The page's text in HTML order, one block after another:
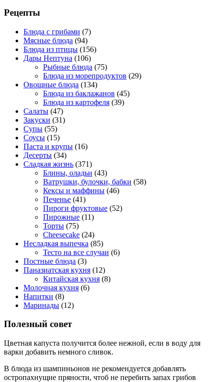
Рецепты
Блюда с грибами (7)
Мясные блюда (94)
Блюда из птицы (156)
Дары Нептуна (106)
Рыбные блюда (75)
Блюда из морепродуктов (29)
Овощные блюда (134)
Блюда из баклажанов (45)
Блюда из картофеля (39)
Салаты (47)
Закуски (31)
Супы (55)
Соусы (15)
Паста и крупы (16)
Десерты (34)
Сладкая жизнь (371)
Блины, оладьи (43)
Ватрушки, булочки, бабки (58)
Кексы и маффины (46)
Печенье (41)
Пироги фруктовые (52)
Пирожные (11)
Торты (75)
Cheesecake (24)
Несладкая выпечка (85)
Тесто на все случаи (6)
Постные блюда (3)
Паназиатская кухня (12)
Китайская кухня (8)
Молочная кухня (6)
Напитки (8)
Маринады (12)
Полезный совет
Цветная капуста получится более нежной, если в воду для
варки добавить немного сливок.
В блюда из шампиньонов не рекомендуется добавлять
остропахнущие пряности, чтоб не перебить запах грибов